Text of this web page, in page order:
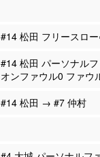
#14 松田 フリースロ
#14 松田 パーソナル
オンファウル0 ファウ
#14 松田 → #7 仲村